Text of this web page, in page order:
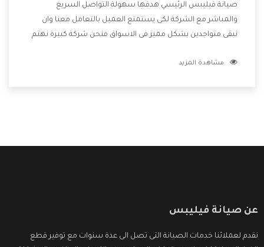
صيانة فيليبس الرئيسي هدفها سهولة التواصل السريع
والمباشر مع الشركة لكى يستمتع العميل بالتعامل معنا وان
نبقى متواجدين بشكل مميز فى الاسواق فنحن شركة كبيرة نهتم
الشركة بها والتى تكون منها خدمة الصيانة التى تكون من أهم
مشاهدة المزيد
عن صيانة فيليبس
نقدم لعملائنا خدمات الصيانة التى تصل الى عدة سنوات مع توفير قطع